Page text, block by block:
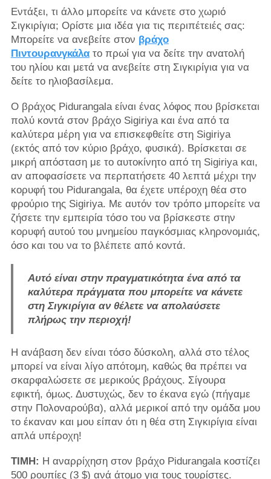
Εντάξει, τι άλλο μπορείτε να κάνετε στο χωριό
Σιγκιρίγια; Ορίστε μια ιδέα για τις περιπέτειές σας:
Μπορείτε να ανεβείτε στον βράχο
Πιντουρανγκάλατο πρωί για να δείτε την ανατολή
του ηλίου και μετά να ανεβείτε στη Σιγκιρίγια για να
δείτε το ηλιοβασίλεμα.
Ο βράχος Pidurangala είναι ένας λόφος που βρίσκεται
πολύ κοντά στον βράχο Sigiriya και ένα από τα
καλύτερα μέρη για να επισκεφθείτε στη Sigiriya
(εκτός από τον κύριο βράχο, φυσικά). Βρίσκεται σε
μικρή απόσταση με το αυτοκίνητο από τη Sigiriya και,
αν αποφασίσετε να περπατήσετε 40 λεπτά μέχρι την
κορυφή του Pidurangala, θα έχετε υπέροχη θέα στο
φρούριο της Sigiriya. Με αυτόν τον τρόπο μπορείτε να
ζήσετε την εμπειρία τόσο του να βρίσκεστε στην
κορυφή αυτού του μνημείου παγκόσμιας κληρονομιάς,
όσο και του να το βλέπετε από κοντά.
Αυτό είναι στην πραγματικότητα ένα από τα
καλύτερα πράγματα που μπορείτε να κάνετε
στη Σιγκιρίγια αν θέλετε να απολαύσετε
πλήρως την περιοχή!
Η ανάβαση δεν είναι τόσο δύσκολη, αλλά στο τέλος
μπορεί να είναι λίγο απότομη, καθώς θα πρέπει να
σκαρφαλώσετε σε μερικούς βράχους. Σίγουρα
εφικτή, όμως. Δυστυχώς, δεν το έκανα εγώ (πήγαμε
στην Πολοναρούβα), αλλά μερικοί από την ομάδα μου
το έκαναν και μου είπαν ότι η θέα στη Σιγκιρίγια είναι
απλά υπέροχη!
ΤΙΜΗ: Η αναρρίχηση στον βράχο Pidurangala κοστίζει
500 ρουπίες (3 $) ανά άτομο για τους τουρίστες.